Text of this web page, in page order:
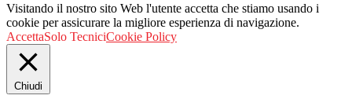
Visitando il nostro sito Web l'utente accetta che stiamo usando i
cookie per assicurare la migliore esperienza di navigazione.
AccettaSolo TecniciCookie Policy
Chiudi